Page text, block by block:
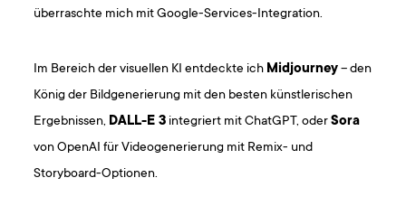
überraschte mich mit Google-Services-Integration.
Im Bereich der visuellen KI entdeckte ich Midjourney– den
König der Bildgenerierung mit den besten künstlerischen
Ergebnissen, DALL-E 3 integriert mit ChatGPT, oderSora
von OpenAI für Videogenerierung mit Remix- und
Storyboard-Optionen.